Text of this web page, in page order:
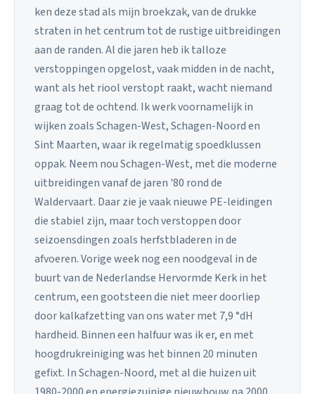
ken deze stad als mijn broekzak, van de drukke
straten in het centrum tot de rustige uitbreidingen
aan de randen. Al die jaren heb ik talloze
verstoppingen opgelost, vaak midden in de nacht,
want als het riool verstopt raakt, wacht niemand
graag tot de ochtend. Ik werk voornamelijk in
wijken zoals Schagen-West, Schagen-Noord en
Sint Maarten, waar ik regelmatig spoedklussen
oppak. Neem nou Schagen-West, met die moderne
uitbreidingen vanaf de jaren '80 rond de
Waldervaart. Daar zie je vaak nieuwe PE-leidingen
die stabiel zijn, maar toch verstoppen door
seizoensdingen zoals herfstbladeren in de
afvoeren. Vorige week nog een noodgeval in de
buurt van de Nederlandse Hervormde Kerk in het
centrum, een gootsteen die niet meer doorliep
door kalkafzetting van ons water met 7,9 °dH
hardheid. Binnen een halfuur was ik er, en met
hoogdrukreiniging was het binnen 20 minuten
gefixt. In Schagen-Noord, met al die huizen uit